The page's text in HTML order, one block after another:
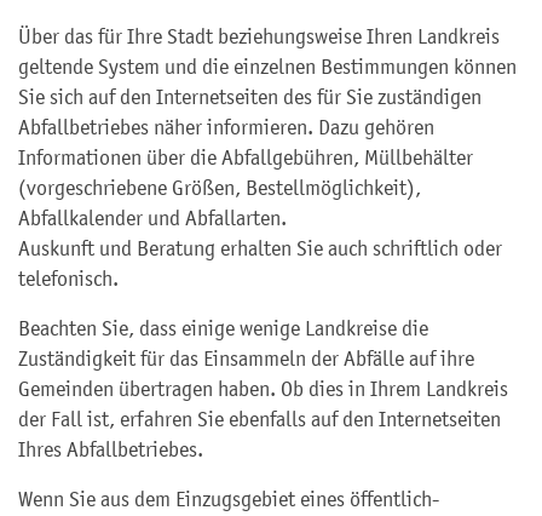
Über das für Ihre Stadt beziehungsweise Ihren Landkreis
geltende System und die einzelnen Bestimmungen können
Sie sich auf den Internetseiten des für Sie zuständigen
Abfallbetriebes näher informieren. Dazu gehören
Informationen über die Abfallgebühren, Müllbehälter
(vorgeschriebene Größen, Bestellmöglichkeit),
Abfallkalender und Abfallarten.
Auskunft und Beratung erhalten Sie auch schriftlich oder
telefonisch.
Beachten Sie, dass einige wenige Landkreise die
Zuständigkeit für das Einsammeln der Abfälle auf ihre
Gemeinden übertragen haben. Ob dies in Ihrem Landkreis
der Fall ist, erfahren Sie ebenfalls auf den Internetseiten
Ihres Abfallbetriebes.
Wenn Sie aus dem Einzugsgebiet eines öffentlich-